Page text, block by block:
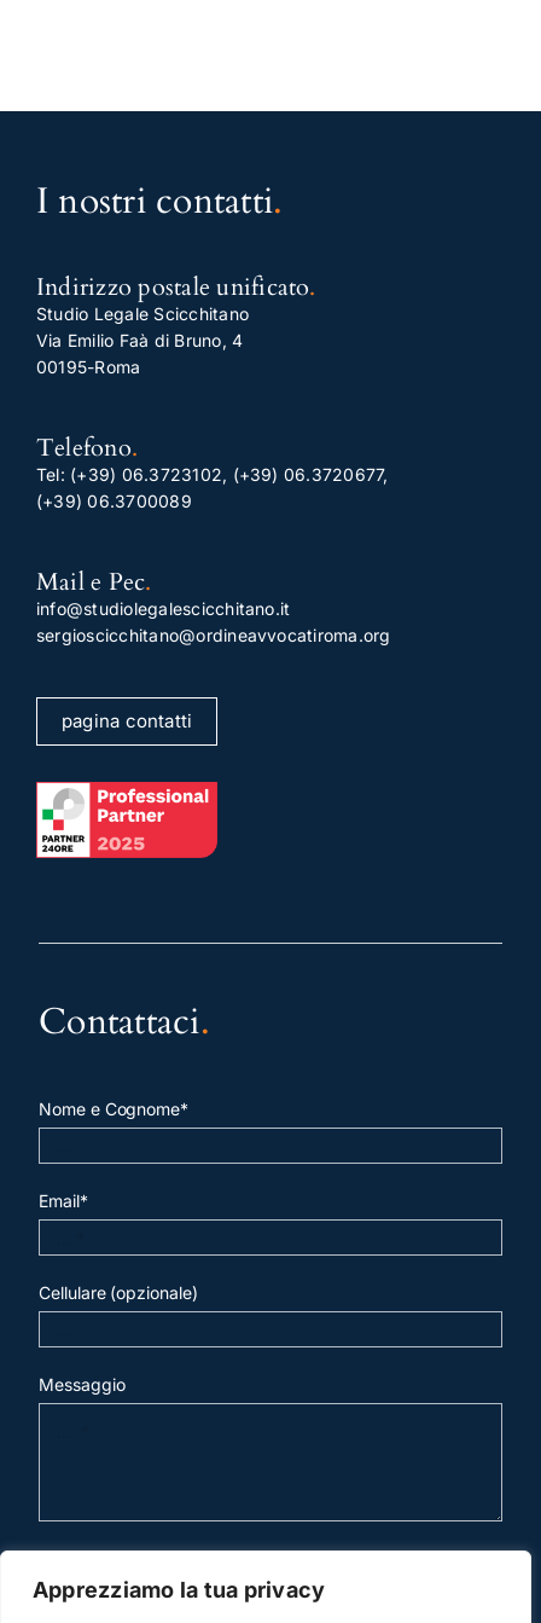
Apprezziamo la tua privacy
I nostri contatti.
Indirizzo postale unificato.
Studio Legale Scicchitano
Via Emilio Faà di Bruno, 4
00195-Roma
Telefono.
Tel: (+39) 06.3723102, (+39) 06.3720677,
(+39) 06.3700089
Mail e Pec.
info@studiolegalescicchitano.it
sergioscicchitano@ordineavvocatiroma.org
pagina contatti
Contattaci.
Nome e Cognome*
Email*
Cellulare (opzionale)
Messaggio
invia mail